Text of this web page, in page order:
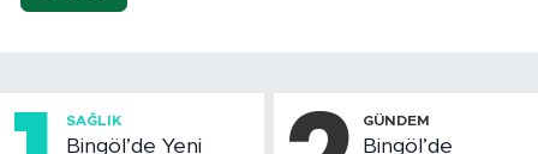
SAĞLIK
Bingöl’de Yeni
GÜNDEM
Bingöl’de